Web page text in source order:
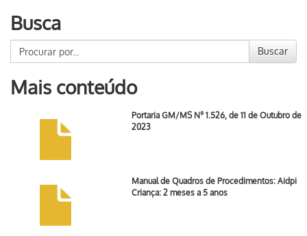
Busca
Buscar
Mais conteúdo
Portaria GM/MS Nº 1.526, de 11 de Outubro de
2023
Manual de Quadros de Procedimentos: Aidpi
Criança: 2 meses a 5 anos